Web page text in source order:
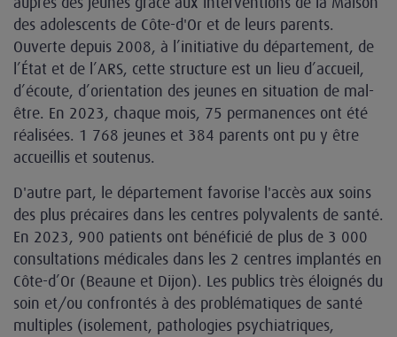
des adolescents de Côte-d'Or et de leurs parents.
Ouverte depuis 2008, à l’initiative du département, de
l’État et de l’ARS, cette structure est un lieu d’accueil,
d’écoute, d’orientation des jeunes en situation de mal-
être. En 2023, chaque mois, 75 permanences ont été
réalisées. 1 768 jeunes et 384 parents ont pu y être
accueillis et soutenus.
D'autre part, le département favorise l'accès aux soins
des plus précaires dans les centres polyvalents de santé.
En 2023, 900 patients ont bénéficié de plus de 3 000
consultations médicales dans les 2 centres implantés en
Côte-d’Or (Beaune et Dijon). Les publics très éloignés du
soin et/ou confrontés à des problématiques de santé
multiples (isolement, pathologies psychiatriques,